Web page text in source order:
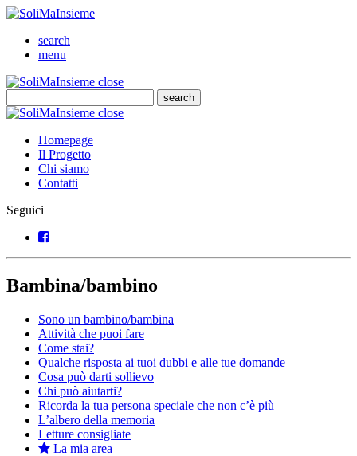
SoliMaInsieme
search
menu
SoliMaInsieme
closeClose
search
Cerca
SoliMaInsieme
closeClose
Homepage
Il Progetto
Chi siamo
Contatti
Seguici
Facebook
Bambina/bambino
Sono un bambino/bambina
Attività che puoi fare
Come stai?
Qualche risposta ai tuoi dubbi e alle tue domande
Cosa può darti sollievo
Chi può aiutarti?
Ricorda la tua persona speciale che non c’è più
L’albero della memoria
Letture consigliate
La mia area